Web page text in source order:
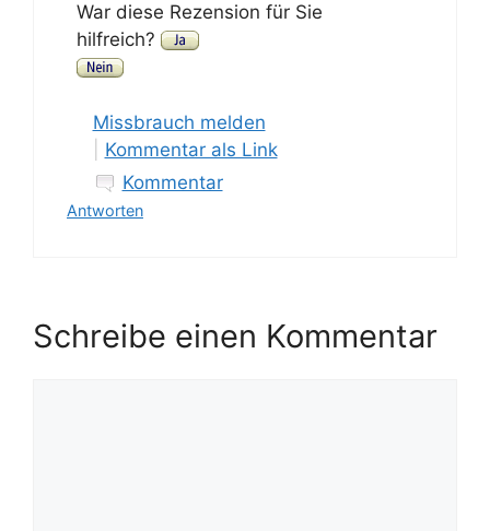
War diese Rezension für Sie
hilfreich?
Missbrauch melden
Kommentar als Link
Kommentar
Antworten
Schreibe einen Kommentar